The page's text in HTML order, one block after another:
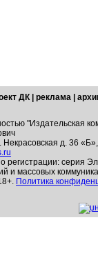
ДК реклама
"Издательская
Некрасовская д. 36
регистрации: серия
и массовых
Политика